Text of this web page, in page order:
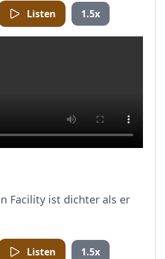
Listen 1.5x
Facility ist dichter als er
Listen 1.5x